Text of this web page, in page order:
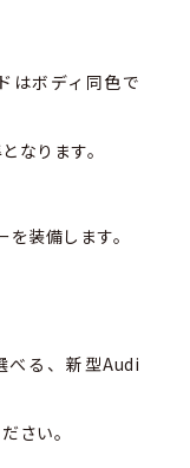
はボディ同色で
なります。
装備します。
べる、新型Audi
さい。